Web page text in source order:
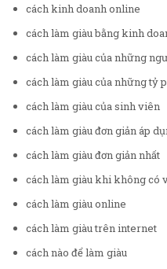
cách kinh doanh online
cách làm giàu bằng kinh
cách làm giàu của những
cách làm giàu của những tỷ
cách làm giàu của sinh viên
cách làm giàu đơn giản áp
cách làm giàu đơn giản nhất
cách làm giàu khi không có
cách làm giàu online
cách làm giàu trên internet
cách nào để làm giàu